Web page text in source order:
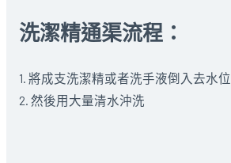
洗潔精通渠流程：
1. 將成支洗潔精或者洗手液倒入去水位
2. 然後用大量清水沖洗